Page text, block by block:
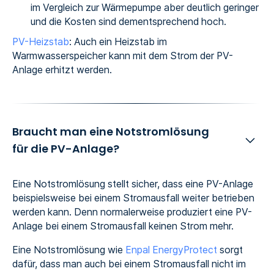
im Vergleich zur Wärmepumpe aber deutlich geringer
und die Kosten sind dementsprechend hoch.‍
PV-Heizstab: Auch ein Heizstab im
Warmwasserspeicher kann mit dem Strom der PV-
Anlage erhitzt werden.
Braucht man eine Notstromlösung
für die PV-Anlage?
Eine Notstromlösung stellt sicher, dass eine PV-Anlage
beispielsweise bei einem Stromausfall weiter betrieben
werden kann. Denn normalerweise produziert eine PV-
Anlage bei einem Stromausfall keinen Strom mehr.
Eine Notstromlösung wie Enpal EnergyProtect sorgt
dafür, dass man auch bei einem Stromausfall nicht im